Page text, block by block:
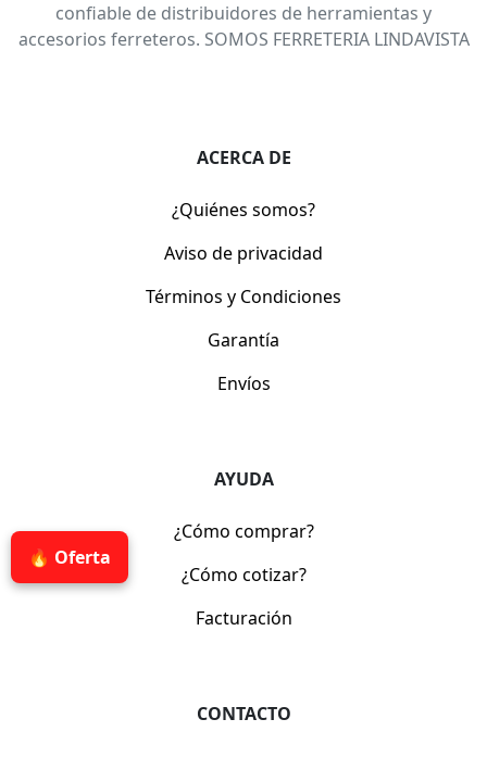
🔥 Oferta
confiable de distribuidores de herramientas y
accesorios ferreteros. SOMOS FERRETERIA LINDAVISTA
ACERCA DE
¿Quiénes somos?
Aviso de privacidad
Términos y Condiciones
Garantía
Envíos
AYUDA
¿Cómo comprar?
¿Cómo cotizar?
Facturación
CONTACTO